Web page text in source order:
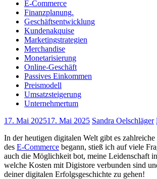
E-Commerce
Finanzplanung.
Geschäftsentwicklung
Kundenakquise
Marketingstrategien
Merchandise
Monetarisierung
Online-Geschäft
Passives Einkommen
Preismodell
Umsatzsteigerung
Unternehmertum
17. Mai 202517. Mai 2025 Sandra Oelschläger
In der ‌heutigen digitalen‌ Welt ⁣gibt es
des E-Commerce begann, stieß ich auf viele
auch die Möglichkeit bot, meine Leidenschaft
welche Kosten mit Digistore verbunden sind⁢
deiner digitalen Erfolgsgeschichte⁣ zu gehen!